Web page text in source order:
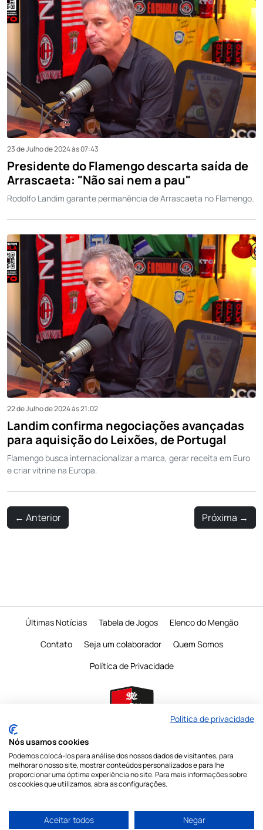
23 de Julho de 2024 às 07:43
Presidente do Flamengo descarta saída de
Arrascaeta: "Não sai nem a pau"
Rodolfo Landim garante permanência de Arrascaeta no Flamengo.
22 de Julho de 2024 às 21:02
Landim confirma negociações avançadas
para aquisição do Leixões, de Portugal
Flamengo busca internacionalizar a marca, gerar receita em Euro
e criar vitrine na Europa.
← Anterior Próxima →
Últimas Notícias Tabela de Jogos
Elenco do Mengão
Contato
Seja um colaborador
Quem Somos
Política de Privacidade
É proibido a reprodução do conteudo desta página em qualquer meio de
comunicação,eletronico ou impresso, sem autorização escrita do Mengo
Mania
Política de privacidade
Nós usamos cookies
Podemos colocá-los para análise dos nossos dados de visitantes, para
melhorar o nosso site, mostrar conteúdos personalizados e para lhe
proporcionar uma óptima experiência no site. Para mais informações sobre
os cookies que utilizamos, abra as configurações.
Aceitar todos Negar